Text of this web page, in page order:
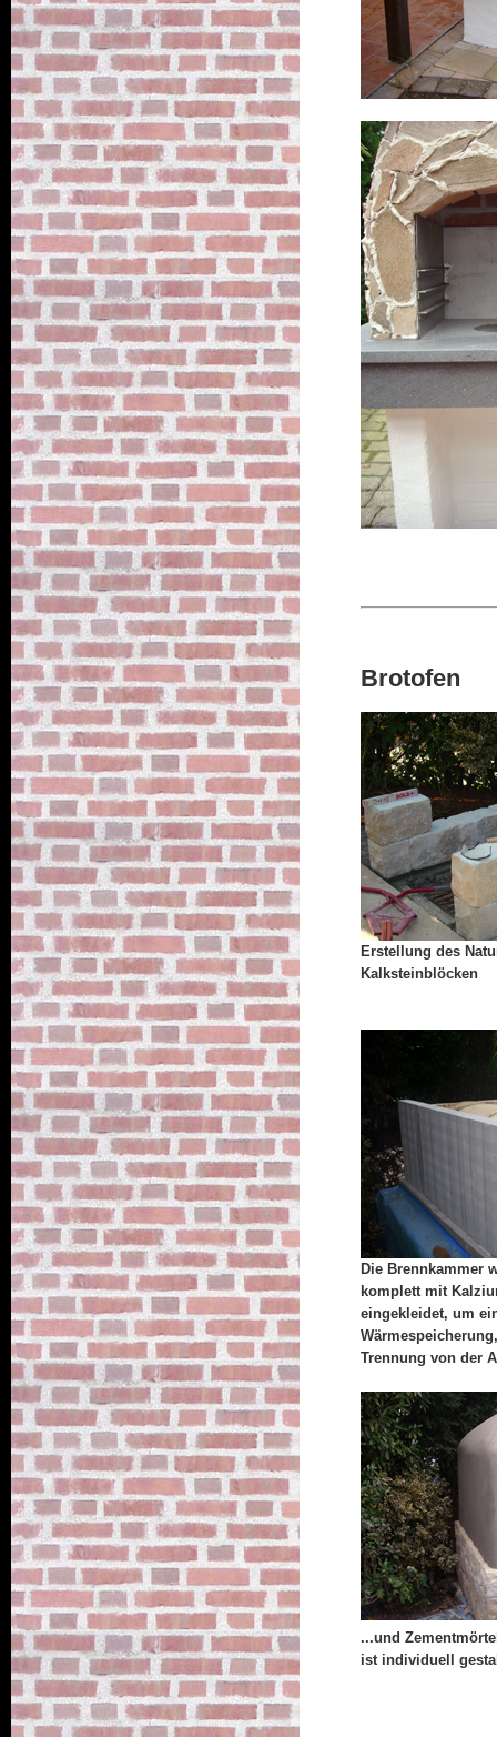
Brotofen
Erstellung des
Kalksteinblöcken
Die Brennkammer
komplett mit
eingekleidet, um
Trennung von der
...und
ist individuell